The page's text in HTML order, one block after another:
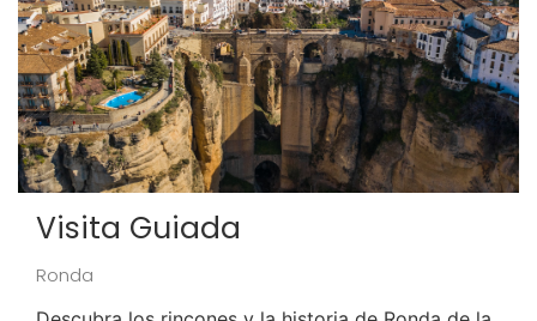
Visita Guiada
Ronda